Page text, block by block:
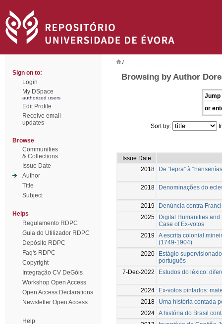
Sign on to:
Login
My DSpace
authorized users
Edit Profile
Receive email
updates
Browse
Communities
& Collections
Issue Date
Author
Title
Subject
Helps
Regulamento RDPC
Guia do Utilizador RDPC
Depósito RDPC
Faq's RDPC
Copyright
Integração CV DeGóis
Workshop Open Access
Open Access Declarations
Newsletter Open Access
Help
/
Browsing by Author
Jump
or
Sort by:
Issue Date
2018
De “lepra” à
2018 Denominações do
2019
Denúncia contra
2025
Digital Humanities and
Case of Ex-votos
2019
A escrita colonial
(1749-1904)
2020
Estágio
português
7-Dec-2022
Estudos do léxico:
2024
Ex-votos pintados:
2018
Uma história contada
2024 A história do Brasil